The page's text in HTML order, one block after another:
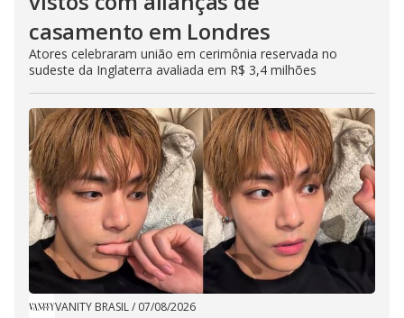
casamento em Londres
Atores celebraram união em cerimônia reservada no
sudeste da Inglaterra avaliada em R$ 3,4 milhões
VANITY BRASIL/ 07/08/2026